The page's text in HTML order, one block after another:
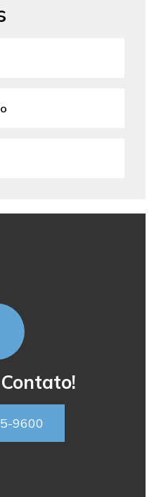
9600